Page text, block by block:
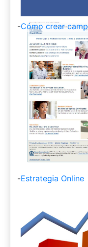
-Cómo crear
-Estrategia Online